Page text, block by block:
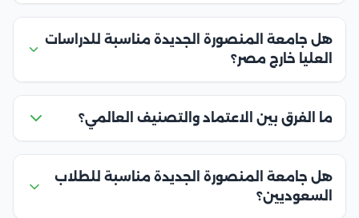
هل جامعة المنصورة الجديدة مناسبة للدراسات
العليا خارج مصر؟
ما الفرق بين الاعتماد والتصنيف العالمي؟
هل جامعة المنصورة الجديدة مناسبة للطلاب
السعوديين؟